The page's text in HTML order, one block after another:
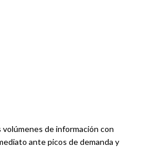
de información con
ante picos de demanda y